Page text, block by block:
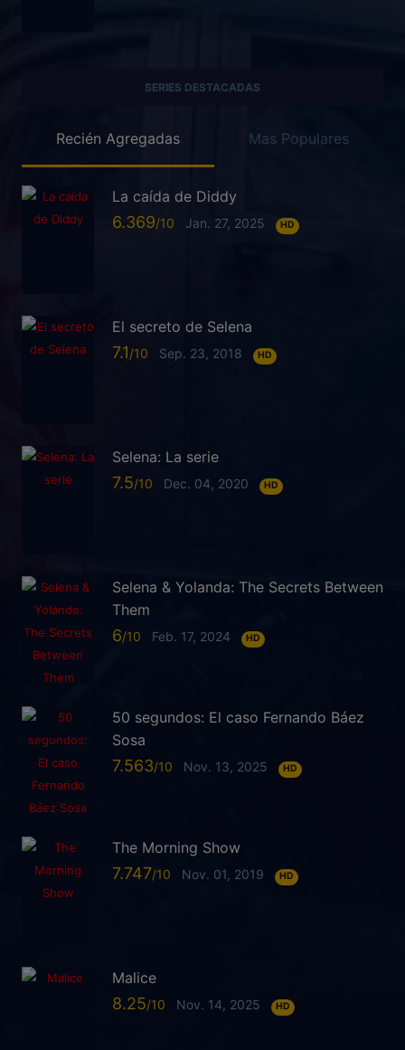
SERIES DESTACADAS
Recién Agregadas Mas Populares
La caída de Diddy
6.369 Jan. 27, 2025 HD
El secreto de Selena
7.1 Sep. 23, 2018 HD
Selena: La serie
7.5 Dec. 04, 2020 HD
Selena & Yolanda: The Secrets Between
Them
6 Feb. 17, 2024 HD
50 segundos: El caso Fernando Báez
Sosa
7.563 Nov. 13, 2025 HD
The Morning Show
7.747 Nov. 01, 2019 HD
Malice
8.25 Nov. 14, 2025 HD